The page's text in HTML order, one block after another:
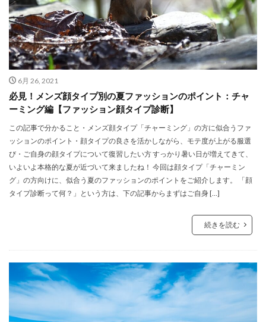
6月 26, 2021
必見！メンズ顔タイプ別の夏ファッションのポイント：チャ
ーミング編【ファッション顔タイプ診断】
この記事で分かること・メンズ顔タイプ「チャーミング」の方に似合うファ
ッションのポイント・顔タイプの良さを活かしながら、モテ度が上がる服選
び・ご自身の顔タイプについて復習したい方 すっかり暑い日が増えてきて、
いよいよ本格的な夏が近づいて来ましたね！ 今回は顔タイプ「チャーミン
グ」の方向けに、似合う夏のファッションのポイントをご紹介します。 「顔
タイプ診断って何？」という方は、下の記事からまずはご自身 […]
続きを読む